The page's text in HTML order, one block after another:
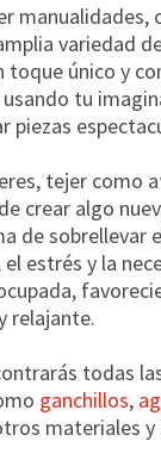
manualidades,
variedad
toque único y
tu
piezas
tejer como
crear algo
de sobrellevar
estrés y la
relajante.
todas
ganchillos,
materiales